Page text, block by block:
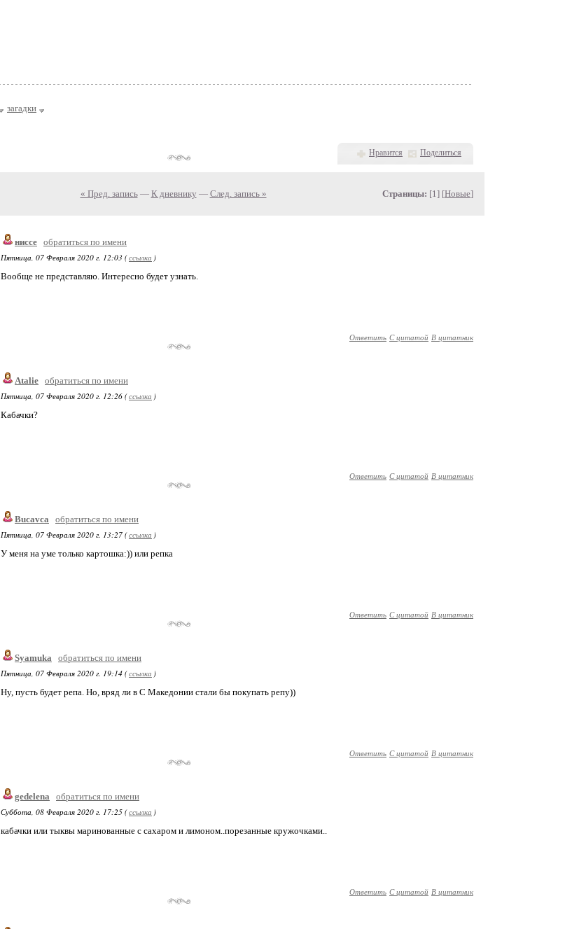
загадки
Нравится Поделиться
« Пред. запись— К дневнику — След. запись » Страницы: [1] [Новые]
ниссе обратиться по имени
Пятница, 07 Февраля 2020 г. 12:03 (ссылка )
Вообще не представляю. Интересно будет узнать.
Ответить С цитатой В цитатник
Atalie обратиться по имени
Пятница, 07 Февраля 2020 г. 12:26 (ссылка )
Кабачки?
Ответить С цитатой В цитатник
Bucavca
обратиться по имени
Пятница, 07 Февраля 2020 г. 13:27 (ссылка )
У меня на уме только картошка:)) или репка
Ответить С цитатой В цитатник
Syamuka
обратиться по имени
Пятница, 07 Февраля 2020 г. 19:14 (ссылка )
Ну, пусть будет репа. Но, вряд ли в С Македонии стали бы покупать репу))
Ответить С цитатой В цитатник
gedelena
обратиться по имени
Суббота, 08 Февраля 2020 г. 17:25 (ссылка )
кабачки или тыквы маринованные с сахаром и лимоном..порезанные кружочками..
Ответить С цитатой В цитатник